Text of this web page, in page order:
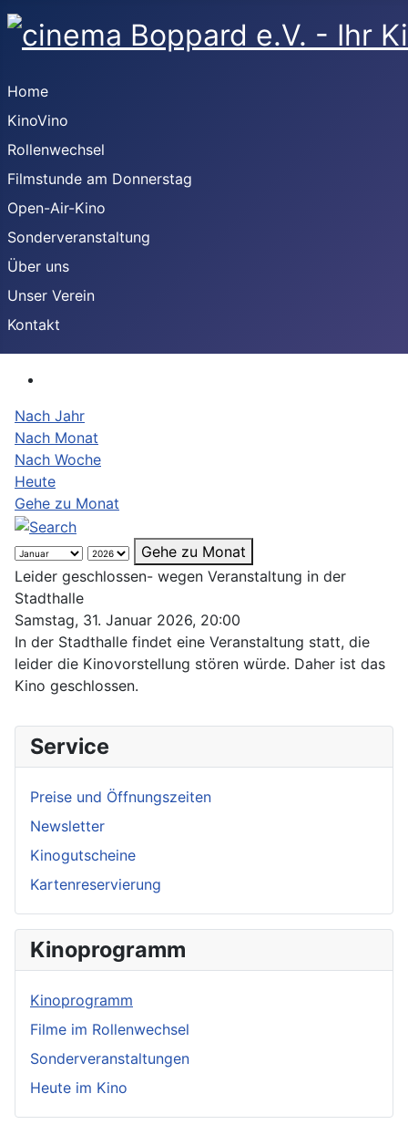
Home
KinoVino
Rollenwechsel
Filmstunde am Donnerstag
Open-Air-Kino
Sonderveranstaltung
Über uns
Unser Verein
Kontakt
Nach Jahr
Nach Monat
Nach Woche
Heute
Gehe zu Monat
Gehe zu Monat
Leider geschlossen- wegen Veranstaltung in der
Stadthalle
Samstag, 31. Januar 2026, 20:00
In der Stadthalle findet eine Veranstaltung statt, die
leider die Kinovorstellung stören würde. Daher ist das
Kino geschlossen.
Service
Preise und Öffnungszeiten
Newsletter
Kinogutscheine
Kartenreservierung
Kinoprogramm
Kinoprogramm
Filme im Rollenwechsel
Sonderveranstaltungen
Heute im Kino